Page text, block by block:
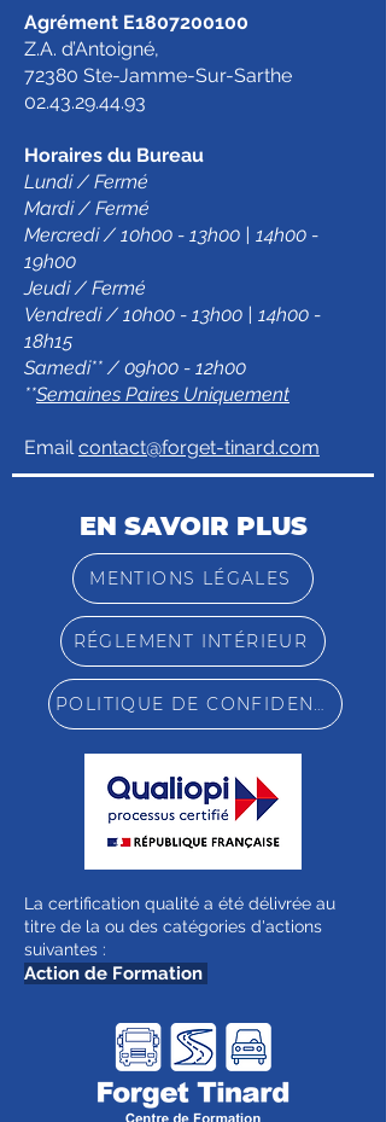
Agrément E1807200100
Z.A. d’Antoigné,
72380 Ste-Jamme-Sur-Sarthe
02.43.29.44.93
Horaires du Bureau
Lundi / Fermé
Mardi / Fermé
Mercredi / 10h00 - 13h00 | 14h00 -
19h00
Jeudi / Fermé
Vendredi / 10h00 - 13h00 | 14h00 -
18h15
Samedi** / 09h00 - 12h00
**Semaines Paires Uniquement
Emailcontact@forget-tinard.com
EN SAVOIR PLUS
MENTIONS LÉGALES
RÉGLEMENT INTÉRIEUR
POLITIQUE DE CONFIDENTIALITÉ
La certification qualité a été délivrée au
titre de la ou des catégories d'actions
suivantes :
Action de Formation